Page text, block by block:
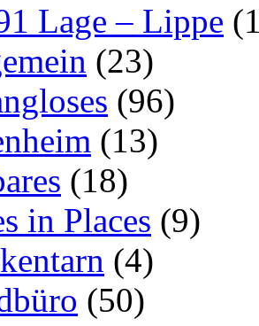
Lage – Lippe
(23)
(96)
(13)
(18)
in Places (9)
(4)
(50)